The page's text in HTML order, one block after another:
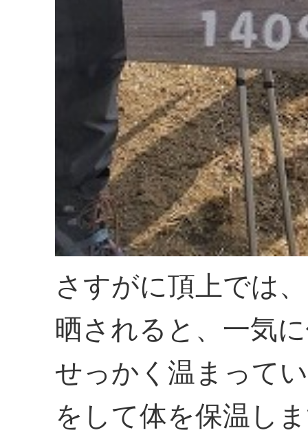
さすがに頂上では
晒されると、一気
せっかく温まって
をして体を保温し